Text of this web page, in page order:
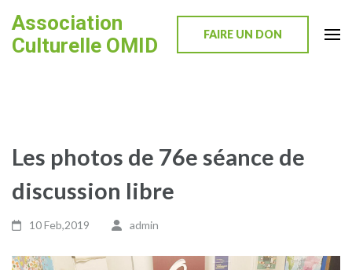
to
content
Association
Culturelle OMID
FAIRE UN DON
Les photos de 76e séance de
discussion libre
10 Feb,2019 admin